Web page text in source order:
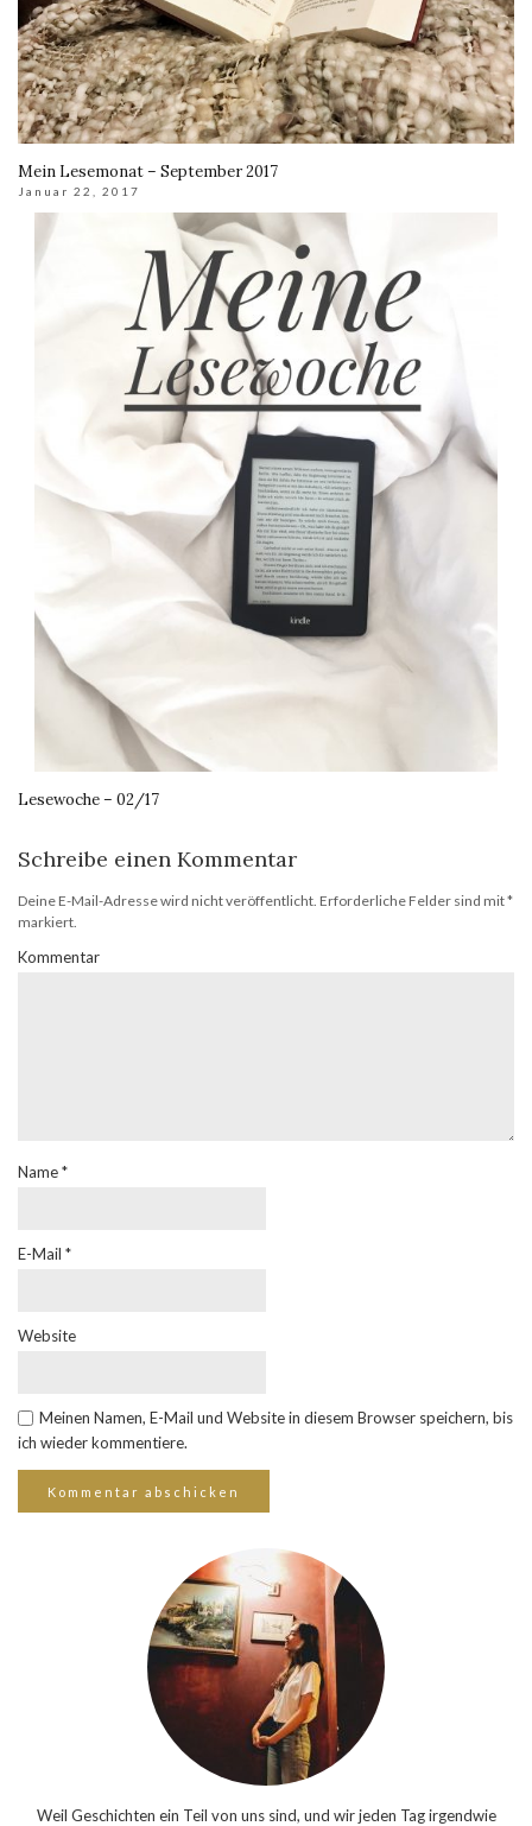
Mein Lesemonat – September 2017
Januar 22, 2017
Lesewoche – 02/17
Schreibe einen Kommentar
Deine E-Mail-Adresse wird nicht veröffentlicht. Erforderliche Felder sind mit*
markiert.
Kommentar
Name*
E-Mail *
Website
Meinen Namen, E-Mail und Website in diesem Browser speichern, bis
ich wieder kommentiere.
Weil Geschichten ein Teil von uns sind, und wir jeden Tag irgendwie